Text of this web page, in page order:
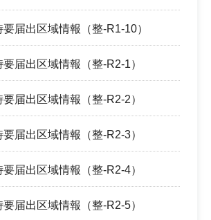
届出区域情報（整-R1-10）
届出区域情報（整-R2-1）
届出区域情報（整-R2-2）
届出区域情報（整-R2-3）
届出区域情報（整-R2-4）
届出区域情報（整-R2-5）